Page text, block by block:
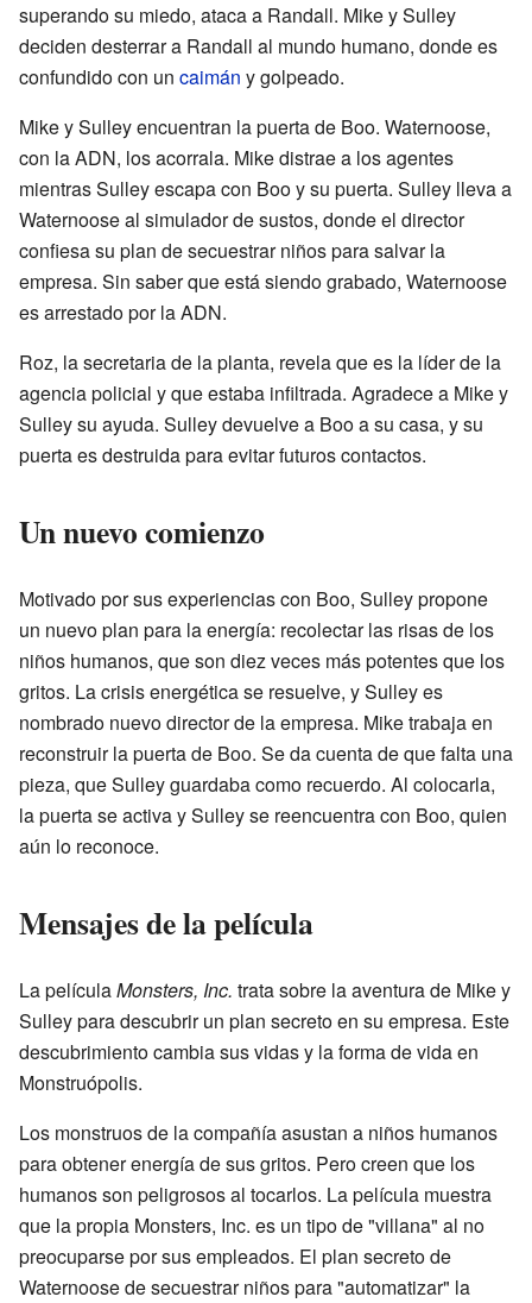
superando su miedo, ataca a Randall. Mike y Sulley
deciden desterrar a Randall al mundo humano, donde es
confundido con un caimán y golpeado.
Mike y Sulley encuentran la puerta de Boo. Waternoose,
con la ADN, los acorrala. Mike distrae a los agentes
mientras Sulley escapa con Boo y su puerta. Sulley lleva a
Waternoose al simulador de sustos, donde el director
confiesa su plan de secuestrar niños para salvar la
empresa. Sin saber que está siendo grabado, Waternoose
es arrestado por la ADN.
Roz, la secretaria de la planta, revela que es la líder de la
agencia policial y que estaba infiltrada. Agradece a Mike y
Sulley su ayuda. Sulley devuelve a Boo a su casa, y su
puerta es destruida para evitar futuros contactos.
Un nuevo comienzo
Motivado por sus experiencias con Boo, Sulley propone
un nuevo plan para la energía: recolectar las risas de los
niños humanos, que son diez veces más potentes que los
gritos. La crisis energética se resuelve, y Sulley es
nombrado nuevo director de la empresa. Mike trabaja en
reconstruir la puerta de Boo. Se da cuenta de que falta una
pieza, que Sulley guardaba como recuerdo. Al colocarla,
la puerta se activa y Sulley se reencuentra con Boo, quien
aún lo reconoce.
Mensajes de la película
La películaMonsters, Inc. trata sobre la aventura de Mike y
Sulley para descubrir un plan secreto en su empresa. Este
descubrimiento cambia sus vidas y la forma de vida en
Monstruópolis.
Los monstruos de la compañía asustan a niños humanos
para obtener energía de sus gritos. Pero creen que los
humanos son peligrosos al tocarlos. La película muestra
que la propia Monsters, Inc. es un tipo de "villana" al no
preocuparse por sus empleados. El plan secreto de
Waternoose de secuestrar niños para "automatizar" la